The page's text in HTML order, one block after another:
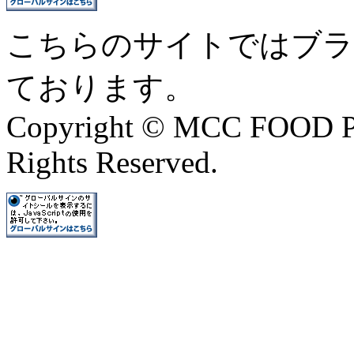
こちらのサイトではブ
ております。
Copyright © MCC FOOD
Rights Reserved.